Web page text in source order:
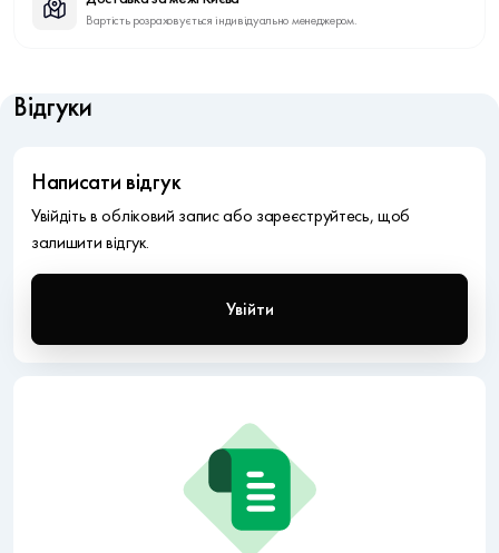
Вартість розраховується індивідуально менеджером.
Відгуки
Написати відгук
Увійдіть в обліковий запис або зареєструйтесь, щоб
залишити відгук.
Увійти